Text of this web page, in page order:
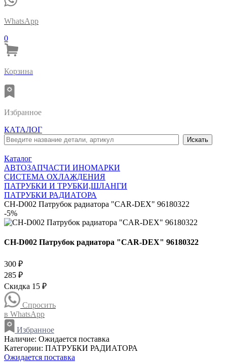
WhatsApp
0
Корзина
Избранное
КАТАЛОГ
Каталог
АВТОЗАПЧАСТИ ИНОМАРКИ
СИСТЕМА ОХЛАЖДЕНИЯ
ПАТРУБКИ И ТРУБКИ,ШЛАНГИ
ПАТРУБКИ РАДИАТОРА
CH-D002 Патрубок радиатора "CAR-DEX" 96180322
-5%
CH-D002 Патрубок радиатора "CAR-DEX" 96180322
300 ₽
285 ₽
Скидка 15 ₽
Спросить
в WhatsApp
Избранное
Наличие: Ожидается поставка
Категории: ПАТРУБКИ РАДИАТОРА
Ожидается поставка